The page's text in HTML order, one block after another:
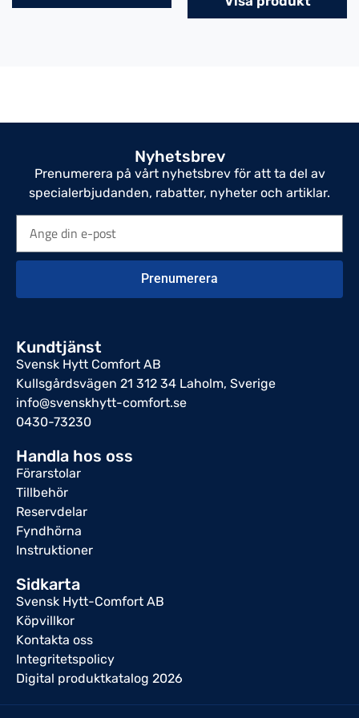
Nyhetsbrev
Prenumerera på vårt nyhetsbrev för att ta del av
specialerbjudanden, rabatter, nyheter och artiklar.
Prenumerera
Kundtjänst
Svensk Hytt Comfort AB
Kullsgårdsvägen 21 312 34 Laholm, Sverige
info@svenskhytt-comfort.se
0430-73230
Handla hos oss
Förarstolar
Tillbehör
Reservdelar
Fyndhörna
Instruktioner
Sidkarta
Svensk Hytt-Comfort AB
Köpvillkor
Kontakta oss
Integritetspolicy
Digital produktkatalog 2026